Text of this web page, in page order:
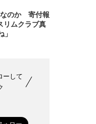
なのか 寄付報
リムクラブ真
ーして